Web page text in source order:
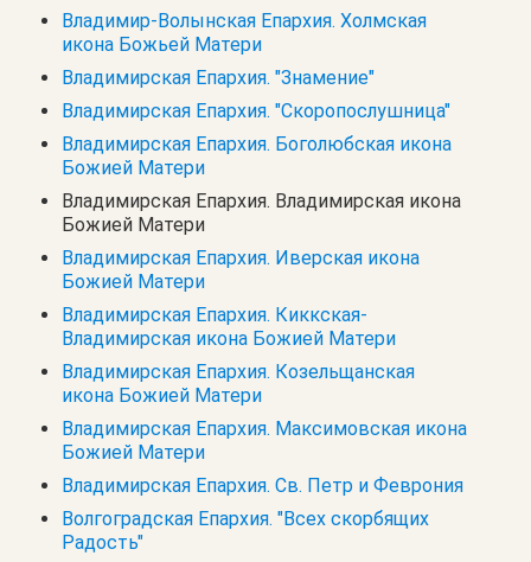
Владимир-Волынская Епархия. Холмская
икона Божьей Матери
Владимирская Епархия. "Знамение"
Владимирская Епархия. "Скоропослушница"
Владимирская Епархия. Боголюбская икона
Божией Матери
Владимирская Епархия. Владимирская икона
Божией Матери
Владимирская Епархия. Иверская икона
Божией Матери
Владимирская Епархия. Киккская-
Владимирская икона Божией Матери
Владимирская Епархия. Козельщанская
икона Божией Матери
Владимирская Епархия. Максимовская икона
Божией Матери
Владимирская Епархия. Св. Петр и Феврония
Волгоградская Епархия. "Всех скорбящих
Радость"